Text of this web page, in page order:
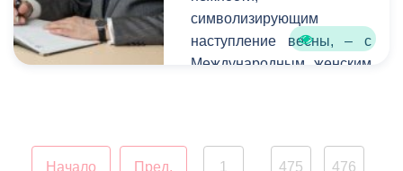
символизирующим
наступление весны, – с
Международным женским
Начало Пред.
1
475 476